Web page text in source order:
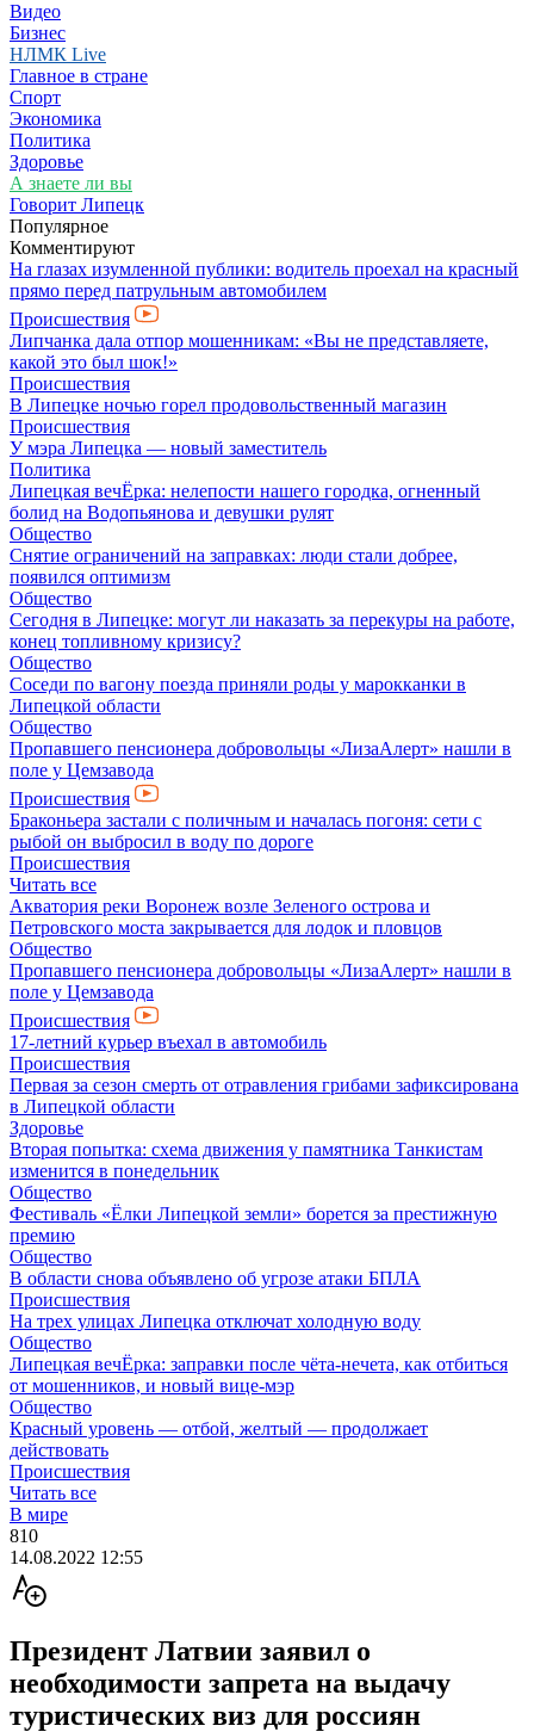
Видео
Бизнес
НЛМК Live
Главное в стране
Спорт
Экономика
Политика
Здоровье
А знаете ли вы
Говорит Липецк
Популярное
Комментируют
На глазах изумленной публики: водитель проехал на красный
прямо перед патрульным автомобилем
Происшествия
Липчанка дала отпор мошенникам: «Вы не представляете,
какой это был шок!»
Происшествия
В Липецке ночью горел продовольственный магазин
Происшествия
У мэра Липецка — новый заместитель
Политика
Липецкая вечЁрка: нелепости нашего городка, огненный
болид на Водопьянова и девушки рулят
Общество
Снятие ограничений на заправках: люди стали добрее,
появился оптимизм
Общество
Сегодня в Липецке: могут ли наказать за перекуры на работе,
конец топливному кризису?
Общество
Соседи по вагону поезда приняли роды у марокканки в
Липецкой области
Общество
Пропавшего пенсионера добровольцы «ЛизаАлерт» нашли в
поле у Цемзавода
Происшествия
Браконьера застали с поличным и началась погоня: сети с
рыбой он выбросил в воду по дороге
Происшествия
Читать все
Акватория реки Воронеж возле Зеленого острова и
Петровского моста закрывается для лодок и пловцов
Общество
Пропавшего пенсионера добровольцы «ЛизаАлерт» нашли в
поле у Цемзавода
Происшествия
17-летний курьер въехал в автомобиль
Происшествия
Первая за сезон смерть от отравления грибами зафиксирована
в Липецкой области
Здоровье
Вторая попытка: схема движения у памятника Танкистам
изменится в понедельник
Общество
Фестиваль «Ёлки Липецкой земли» борется за престижную
премию
Общество
В области снова объявлено об угрозе атаки БПЛА
Происшествия
На трех улицах Липецка отключат холодную воду
Общество
Липецкая вечЁрка: заправки после чёта-нечета, как отбиться
от мошенников, и новый вице-мэр
Общество
Красный уровень — отбой, желтый — продолжает
действовать
Происшествия
Читать все
В мире
810
14.08.2022 12:55
Президент Латвии заявил о
необходимости запрета на выдачу
туристических виз для россиян